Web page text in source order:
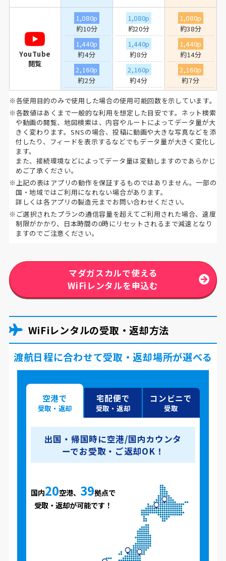
YouTube
閲覧
1,080p
約10分
1,440p
約4分
2,160p
約2分
1,080p
約20分
1,440p
約8分
2,160p
約4分
1,080p
約38分
1,440p
約14分
2,160p
約7分
※各使用目的のみで使用した場合の使用可能回数を示しています。
※各数値はあくまで一般的な利用を想定した目安です。ネット検索
や動画の閲覧、地図検索は、内容やルートによってデータ量が大
きく変わります。SNSの場合、投稿に動画や大きな写真などを添
付したり、フィードを表示するなどでもデータ量が大きく変化し
ます。
また、接続環境などによってデータ量は変動しますのであらかじ
めご了承ください。
※上記の表はアプリの動作を保証するものではありません。一部の
国・地域ではご利用になれない場合があります。
詳しくは各アプリの製造元までお問い合わせください。
※ご選択されたプランの通信容量を超えてご利用された場合、速度
制限がかかり、日本時間の0時にリセットされるまで減速となり
ますのでご注意ください。
マダガスカルで使える
WiFiレンタルを申込む
WiFiレンタルの受取・返却方法
渡航日程に合わせて受取・返却場所が選べる
空港で
受取・返却
宅配便で
受取・返却
コンビニで
受取
出国・帰国時に空港/国内カウンタ
ーでお受取・ご返却OK！
国内20空港、 39拠点で
受取・返却が可能です！